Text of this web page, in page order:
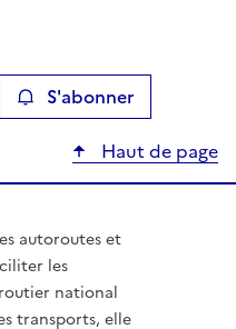
S'abonner
Haut de page
autoroutes et
les
national
transports, elle